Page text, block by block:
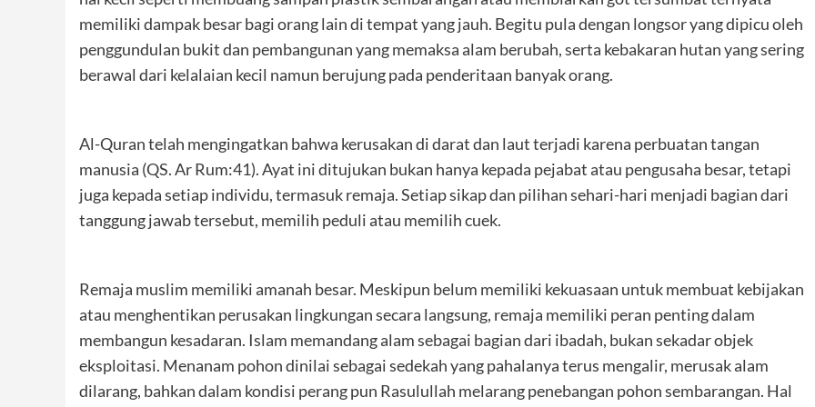
memiliki dampak besar bagi orang lain di tempat yang jauh. Begitu pula dengan longsor yang dipicu oleh
penggundulan bukit dan pembangunan yang memaksa alam berubah, serta kebakaran hutan yang sering
berawal dari kelalaian kecil namun berujung pada penderitaan banyak orang.
Al-Quran telah mengingatkan bahwa kerusakan di darat dan laut terjadi karena perbuatan tangan
manusia (QS. Ar Rum:41). Ayat ini ditujukan bukan hanya kepada pejabat atau pengusaha besar, tetapi
juga kepada setiap individu, termasuk remaja. Setiap sikap dan pilihan sehari-hari menjadi bagian dari
tanggung jawab tersebut, memilih peduli atau memilih cuek.
Remaja muslim memiliki amanah besar. Meskipun belum memiliki kekuasaan untuk membuat kebijakan
atau menghentikan perusakan lingkungan secara langsung, remaja memiliki peran penting dalam
membangun kesadaran. Islam memandang alam sebagai bagian dari ibadah, bukan sekadar objek
eksploitasi. Menanam pohon dinilai sebagai sedekah yang pahalanya terus mengalir, merusak alam
dilarang, bahkan dalam kondisi perang pun Rasulullah melarang penebangan pohon sembarangan. Hal